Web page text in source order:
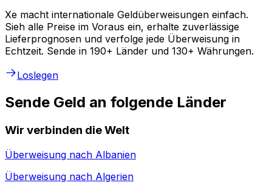
Xe macht internationale Geldüberweisungen einfach.
Sieh alle Preise im Voraus ein, erhalte zuverlässige
Lieferprognosen und verfolge jede Überweisung in
Echtzeit. Sende in 190+ Länder und 130+ Währungen.
Loslegen
Sende Geld an folgende Länder
Wir verbinden die Welt
Überweisung nach Albanien
Überweisung nach Algerien